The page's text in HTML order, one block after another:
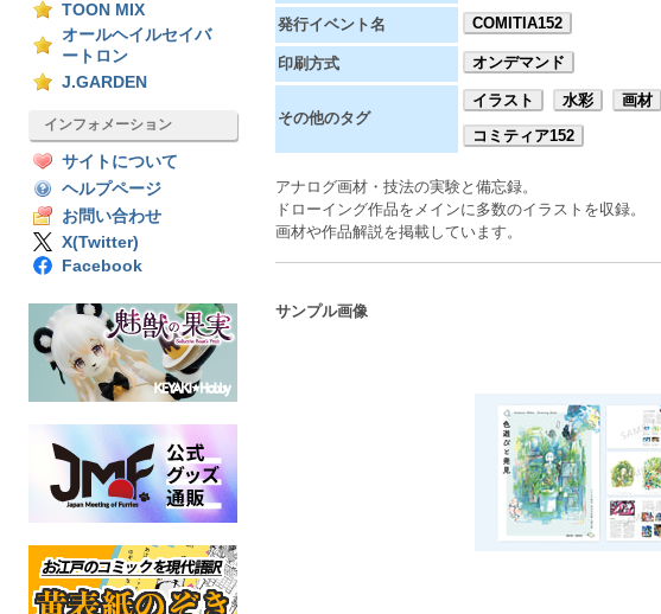
TOON MIX
オールヘイルセイバ
ートロン
J.GARDEN
インフォメーション
サイトについて
ヘルプページ
お問い合わせ
X(Twitter)
Facebook
発行イベント名 COMITIA152
印刷方式 オンデマンド
その他のタグ
イラスト 水彩 画材
コミティア152
アナログ画材・技法の実験と備忘録。
ドローイング作品をメインに多数のイラストを収録。
画材や作品解説を掲載しています。
サンプル画像